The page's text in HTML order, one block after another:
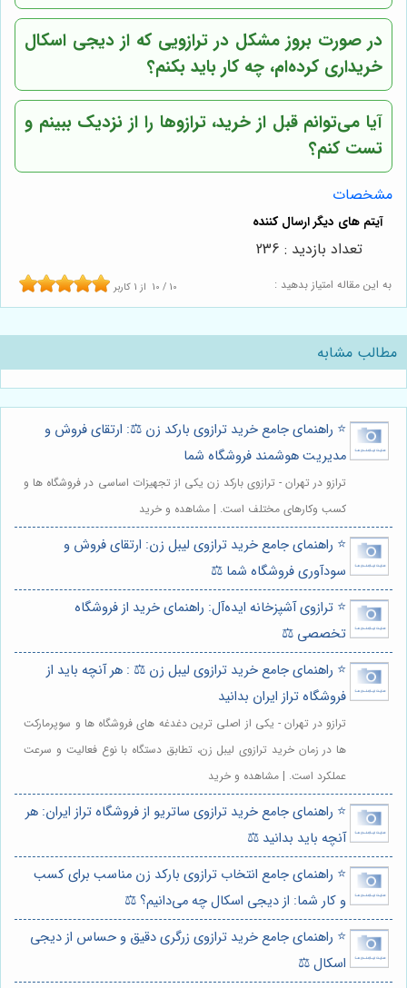
در صورت بروز مشکل در ترازویی که از دیجی اسکال
خریداری کرده‌ام، چه کار باید بکنم؟
آیا می‌توانم قبل از خرید، ترازوها را از نزدیک ببینم و
تست کنم؟
مشخصات
به این مقاله امتیاز بدهید : 10 / 10 از 1 کاربر
تعداد بازدید : 236
مطالب مشابه
⭐️ راهنمای جامع خرید ترازوی بارکد زن ⚖️: ارتقای فروش و
مدیریت هوشمند فروشگاه شما
ترازو در تهران - ترازوی بارکد زن یکی از تجهیزات اساسی در فروشگاه ها و
کسب وکارهای مختلف است. | مشاهده و خرید
⭐️ راهنمای جامع خرید ترازوی لیبل زن: ارتقای فروش و
سودآوری فروشگاه شما ⚖️
⭐️ ترازوی آشپزخانه ایده‌آل: راهنمای خرید از فروشگاه
تخصصی ⚖️
⭐️ راهنمای جامع خرید ترازوی لیبل زن ⚖️ : هر آنچه باید از
فروشگاه تراز ایران بدانید
ترازو در تهران - یکی از اصلی ترین دغدغه های فروشگاه ها و سوپرمارکت
ها در زمان خرید ترازوی لیبل زن، تطابق دستگاه با نوع فعالیت و سرعت
عملکرد است. | مشاهده و خرید
⭐️ راهنمای جامع خرید ترازوی ساتریو از فروشگاه تراز ایران: هر
آنچه باید بدانید ⚖️
⭐️ راهنمای جامع انتخاب ترازوی بارکد زن مناسب برای کسب
و کار شما: از دیجی اسکال چه می‌دانیم؟ ⚖️
⭐️ راهنمای جامع خرید ترازوی زرگری دقیق و حساس از دیجی
اسکال ⚖️